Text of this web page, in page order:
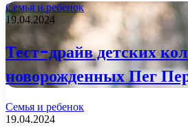
Семья и ребенок
19.04.2024
Тест-драйв детских
новорожденных Пег
Семья и ребенок
19.04.2024